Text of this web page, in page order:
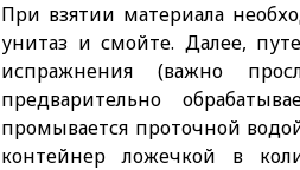
При взятии материала
унитаз и смойте. Далее,
испражнения (важно
предварительно
промывается проточной
контейнер ложечкой в